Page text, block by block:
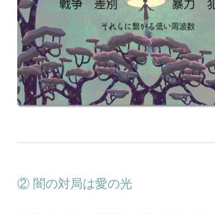
② 闇の対局は愛の光